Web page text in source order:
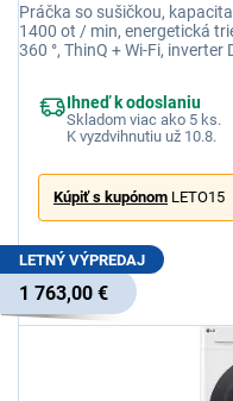
Práčka so sušičkou,
1400 ot / min, energetická
360 °, ThinQ + Wi-Fi, inverter
Ihneď k odoslaniu
Skladom viac ako 5 ks.
K vyzdvihnutiu už 10.8.
Kúpiť s kupónom LETO15
LETNÝ VÝPREDAJ
1 763,00 €